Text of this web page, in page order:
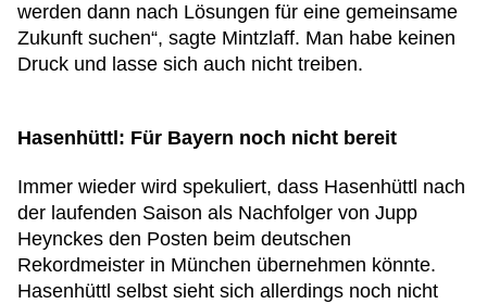
werden dann nach Lösungen für eine gemeinsame
Zukunft suchen“, sagte Mintzlaff. Man habe keinen
Druck und lasse sich auch nicht treiben.
Hasenhüttl: Für Bayern noch nicht bereit
Immer wieder wird spekuliert, dass Hasenhüttl nach
der laufenden Saison als Nachfolger von Jupp
Heynckes den Posten beim deutschen
Rekordmeister in München übernehmen könnte.
Hasenhüttl selbst sieht sich allerdings noch nicht